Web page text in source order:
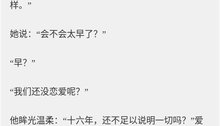
样。”
她说：“会不会太早了？”
“早？”
“我们还没恋爱呢？”
他眸光温柔：“十六年，还不足以说明一切吗？”爱